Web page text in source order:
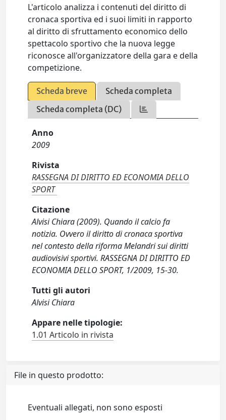
L'articolo analizza i contenuti del diritto di
cronaca sportiva ed i suoi limiti in rapporto
al diritto di sfruttamento economico dello
spettacolo sportivo che la nuova legge
riconosce all'organizzatore della gara e della
competizione.
Scheda breve
Scheda completa
Scheda completa (DC)
Anno
2009
Rivista
RASSEGNA DI DIRITTO ED ECONOMIA DELLO
SPORT
Citazione
Alvisi Chiara (2009). Quando il calcio fa
notizia. Ovvero il diritto di cronaca sportiva
nel contesto della riforma Melandri sui diritti
audiovisivi sportivi. RASSEGNA DI DIRITTO ED
ECONOMIA DELLO SPORT, 1/2009, 15-30.
Tutti gli autori
Alvisi Chiara
Appare nelle tipologie:
1.01 Articolo in rivista
File in questo prodotto:
Eventuali allegati, non sono esposti